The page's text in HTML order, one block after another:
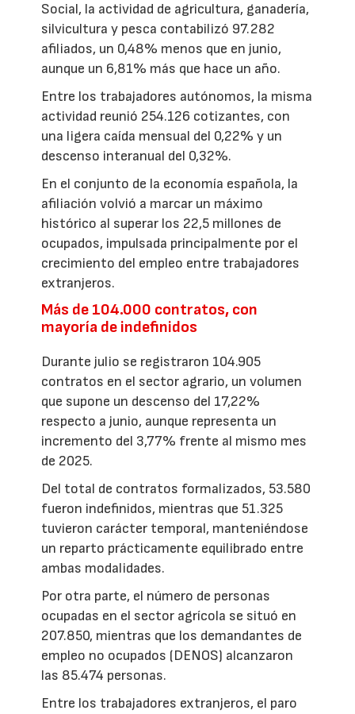
Social, la actividad de agricultura, ganadería,
silvicultura y pesca contabilizó 97.282
afiliados, un 0,48% menos que en junio,
aunque un 6,81% más que hace un año.
Entre los trabajadores autónomos, la misma
actividad reunió 254.126 cotizantes, con
una ligera caída mensual del 0,22% y un
descenso interanual del 0,32%.
En el conjunto de la economía española, la
afiliación volvió a marcar un máximo
histórico al superar los 22,5 millones de
ocupados, impulsada principalmente por el
crecimiento del empleo entre trabajadores
extranjeros.
Más de 104.000 contratos, con
mayoría de indefinidos
Durante julio se registraron 104.905
contratos en el sector agrario, un volumen
que supone un descenso del 17,22%
respecto a junio, aunque representa un
incremento del 3,77% frente al mismo mes
de 2025.
Del total de contratos formalizados, 53.580
fueron indefinidos, mientras que 51.325
tuvieron carácter temporal, manteniéndose
un reparto prácticamente equilibrado entre
ambas modalidades.
Por otra parte, el número de personas
ocupadas en el sector agrícola se situó en
207.850, mientras que los demandantes de
empleo no ocupados (DENOS) alcanzaron
las 85.474 personas.
Entre los trabajadores extranjeros, el paro